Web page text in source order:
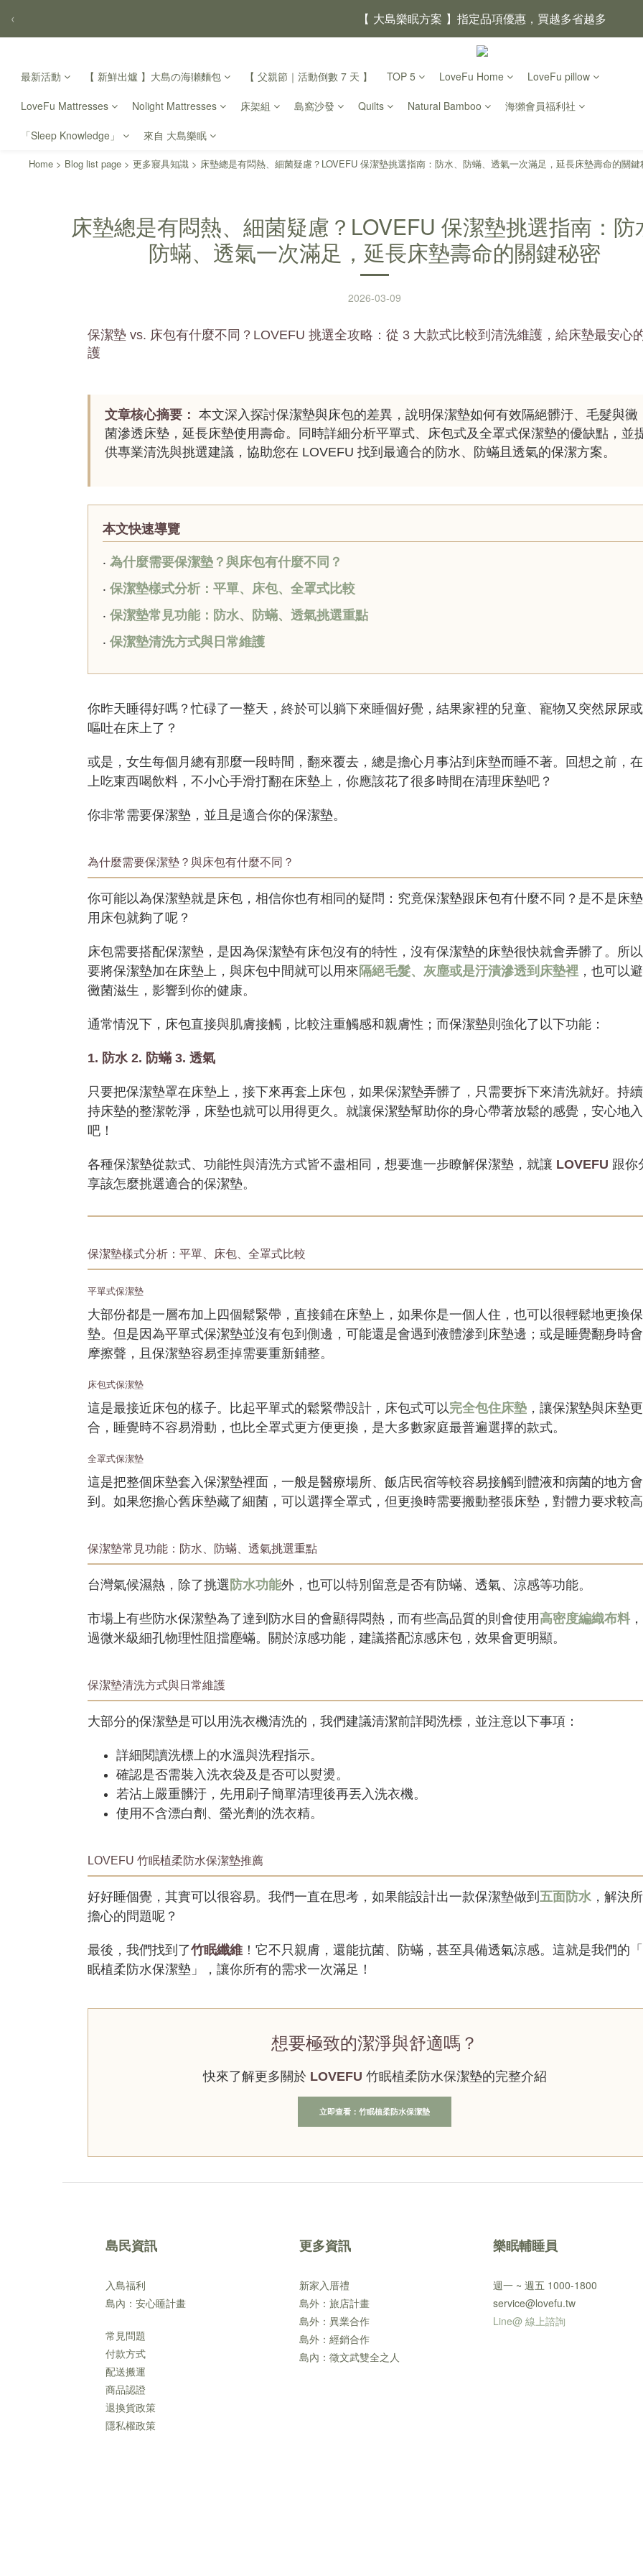
【 大島樂眠方案 】指定品項優惠，買越多省越多
【新家入厝禮】新家起點，送上祝福
‹
最新活動 【 新鮮出爐 】大島の海獺麵包 【 父親節｜活動倒數 7 天 】 TOP 5 LoveFu Home LoveFu pillow
LoveFu Mattresses Nolight Mattresses 床架組 島窩沙發 Quilts Natural Bamboo 海獺會員福利社
「Sleep Knowledge」 來自 大島樂眠
Home > Blog list page > 更多寢具知識 > 床墊總是有悶熱、細菌疑慮？LOVEFU 保潔墊挑選指南：防水、防蟎、透氣一次滿足，延長床墊壽命的關鍵
床墊總是有悶熱、細菌疑慮？LOVEFU 保潔墊挑選指南：防
防蟎、透氣一次滿足，延長床墊壽命的關鍵秘密
2026-03-09
保潔墊 vs. 床包有什麼不同？LOVEFU 挑選全攻略：從 3 大款式比較到清洗維護，給床墊最安心
護
文章核心摘要： 本文深入探討保潔墊與床包的差異，說明保潔墊如何有效隔絕髒汙、毛髮與黴
菌滲透床墊，延長床墊使用壽命。同時詳細分析平單式、床包式及全罩式保潔墊的優缺點，並
供專業清洗與挑選建議，協助您在 LOVEFU 找到最適合的防水、防蟎且透氣的保潔方案。
本文快速導覽
‧ 為什麼需要保潔墊？與床包有什麼不同？
‧ 保潔墊樣式分析：平單、床包、全罩式比較
‧ 保潔墊常見功能：防水、防蟎、透氣挑選重點
‧ 保潔墊清洗方式與日常維護
你昨天睡得好嗎？忙碌了一整天，終於可以躺下來睡個好覺，結果家裡的兒童、寵物又突然尿尿
嘔吐在床上了？
或是，女生每個月總有那麼一段時間，翻來覆去，總是擔心月事沾到床墊而睡不著。回想之前，
上吃東西喝飲料，不小心手滑打翻在床墊上，你應該花了很多時間在清理床墊吧？
你非常需要保潔墊，並且是適合你的保潔墊。
為什麼需要保潔墊？與床包有什麼不同？
你可能以為保潔墊就是床包，相信你也有相同的疑問：究竟保潔墊跟床包有什麼不同？是不是床
用床包就夠了呢？
床包需要搭配保潔墊，是因為保潔墊有床包沒有的特性，沒有保潔墊的床墊很快就會弄髒了。所
要將保潔墊加在床墊上，與床包中間就可以用來 隔絕毛髮、灰塵或是汙漬滲透到床墊裡 ，也可以
黴菌滋生，影響到你的健康。
通常情況下，床包直接與肌膚接觸，比較注重觸感和親膚性；而保潔墊則強化了以下功能：
1. 防水 2. 防蟎 3. 透氣
只要把保潔墊罩在床墊上，接下來再套上床包，如果保潔墊弄髒了，只需要拆下來清洗就好。持
持床墊的整潔乾淨，床墊也就可以用得更久。就讓保潔墊幫助你的身心帶著放鬆的感覺，安心地
吧！
各種保潔墊從款式、功能性與清洗方式皆不盡相同，想要進一步瞭解保潔墊，就讓 LOVEFU 跟你
享該怎麼挑選適合的保潔墊。
保潔墊樣式分析：平單、床包、全罩式比較
平單式保潔墊
大部份都是一層布加上四個鬆緊帶，直接鋪在床墊上，如果你是一個人住，也可以很輕鬆地更換
墊。但是因為平單式保潔墊並沒有包到側邊，可能還是會遇到液體滲到床墊邊；或是睡覺翻身時
摩擦聲，且保潔墊容易歪掉需要重新鋪整。
床包式保潔墊
這是最接近床包的樣子。比起平單式的鬆緊帶設計，床包式可以完全包住床墊 ，讓保潔墊與床墊
合，睡覺時不容易滑動，也比全罩式更方便更換，是大多數家庭最普遍選擇的款式。
全罩式保潔墊
這是把整個床墊套入保潔墊裡面，一般是醫療場所、飯店民宿等較容易接觸到體液和病菌的地方
到。如果您擔心舊床墊藏了細菌，可以選擇全罩式，但更換時需要搬動整張床墊，對體力要求較
保潔墊常見功能：防水、防蟎、透氣挑選重點
台灣氣候濕熱，除了挑選 防水功能外，也可以特別留意是否有防蟎、透氣、涼感等功能。
市場上有些防水保潔墊為了達到防水目的會顯得悶熱，而有些高品質的則會使用 高密度編織布料
過微米級細孔物理性阻擋塵蟎。關於涼感功能，建議搭配涼感床包，效果會更明顯。
保潔墊清洗方式與日常維護
大部分的保潔墊是可以用洗衣機清洗的，我們建議清潔前詳閱洗標，並注意以下事項：
詳細閱讀洗標上的水溫與洗程指示。
確認是否需裝入洗衣袋及是否可以熨燙。
若沾上嚴重髒汙，先用刷子簡單清理後再丟入洗衣機。
使用不含漂白劑、螢光劑的洗衣精。
LOVEFU 竹眠植柔防水保潔墊推薦
好好睡個覺，其實可以很容易。我們一直在思考，如果能設計出一款保潔墊做到 五面防水 ，解決
擔心的問題呢？
最後，我們找到了竹眠纖維 ！它不只親膚，還能抗菌、防蟎，甚至具備透氣涼感。這就是我們的
眠植柔防水保潔墊」，讓你所有的需求一次滿足！
想要極致的潔淨與舒適嗎？
快來了解更多關於 LOVEFU 竹眠植柔防水保潔墊的完整介紹
立即查看：竹眠植柔防水保潔墊
島民資訊
入島福利
島內：安心睡計畫
常見問題
付款方式
配送搬運
商品認證
退換貨政策
隱私權政策
更多資訊
新家入厝禮
島外：旅店計畫
島外：異業合作
島外：經銷合作
島內：徵文武雙全之人
樂眠輔睡員
週一 ~ 週五 1000-1800
service@lovefu.tw
Line@ 線上諮詢